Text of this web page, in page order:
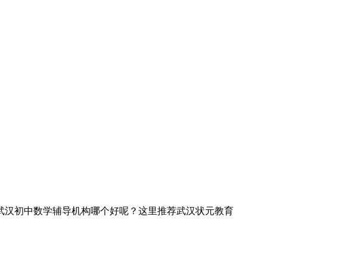
初中数学辅导机构哪个好呢？这里推荐武汉状元教育